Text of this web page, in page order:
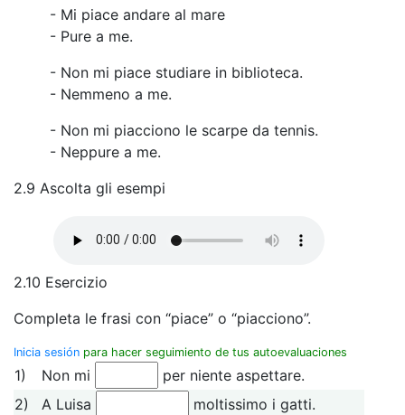
- Mi piace andare al mare
- Pure a me.
- Non mi piace studiare in biblioteca.
- Nemmeno a me.
- Non mi piacciono le scarpe da tennis.
- Neppure a me.
2.9 Ascolta gli esempi
2.10 Esercizio
Completa le frasi con “piace” o “piacciono”.
Inicia sesión para hacer seguimiento de tus autoevaluaciones
1) Non mi
per niente aspettare.
2)
A Luisa moltissimo i gatti.